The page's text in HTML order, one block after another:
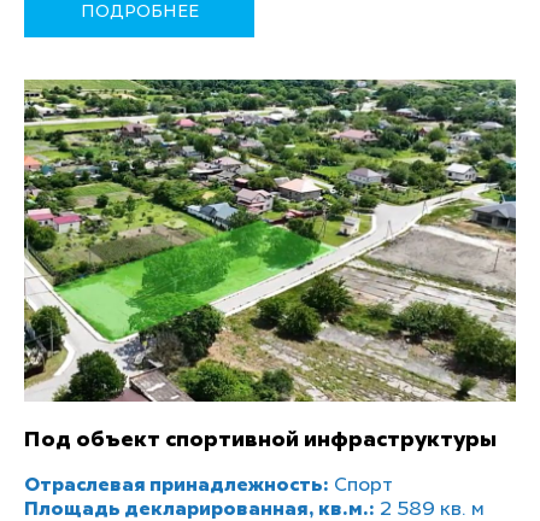
ПОДРОБНЕЕ
Под объект спортивной инфраструктуры
Отраслевая принадлежность: Спорт
Площадь декларированная, кв.м.: 2 589 кв. м